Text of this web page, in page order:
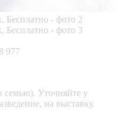
977
семью). Уточняйте у
на выставку.